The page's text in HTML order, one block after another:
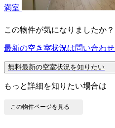
満室
この物件が気になりましたか？
最新の空き室状況は問い合わせ
無料最新の空室状況を知りたい
もっと詳細を知りたい場合は
この物件ページを見る